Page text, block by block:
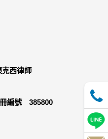
西律師
編號 385800